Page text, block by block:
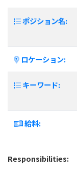
ポジション名:
ロケーション:
キーワード:
給料:
Responsibilities: